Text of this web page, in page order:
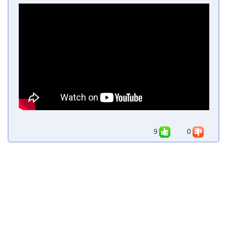
9 0